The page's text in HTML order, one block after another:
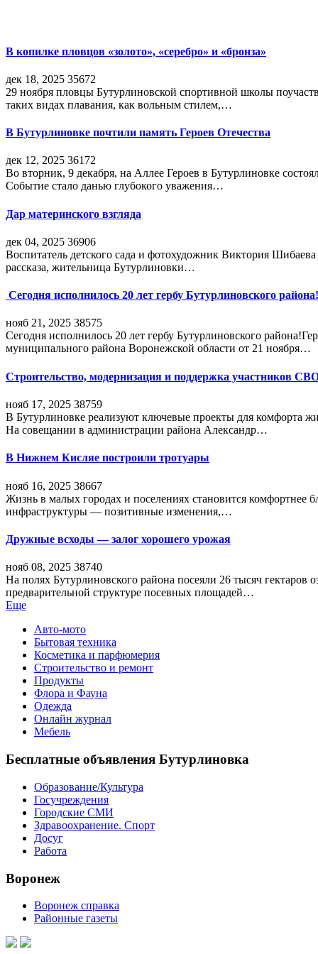
В копилке пловцов «золото», «серебро» и «бронза»
дек 18, 2025 35672
29 ноября пловцы Бутурлиновской спортивной школы
таких видах плавания, как вольным стилем,…
В Бутурлиновке почтили память Героев Отечества
дек 12, 2025 36172
Во вторник, 9 декабря, на Аллее Героев в Бутурлиновке
Событие стало данью глубокого уважения…
Дар материнского взгляда
дек 04, 2025 36906
Воспитатель детского сада и фотохудожник Виктория
рассказа, жительница Бутурлиновки…
Сегодня исполнилось 20 лет гербу Бутурлиновского района!
нояб 21, 2025 38575
Сегодня исполнилось 20 лет гербу Бутурлиновского
муниципального района Воронежской области от 21 ноября…
Строительство, модернизация и поддержка участников
нояб 17, 2025 38759
В Бутурлиновке реализуют ключевые проекты для комфорта
На совещании в администрации района Александр…
В Нижнем Кисляе построили тротуары
нояб 16, 2025 38667
Жизнь в малых городах и поселениях становится комфортнее
инфраструктуры — позитивные изменения,…
Дружные всходы — залог хорошего урожая
нояб 08, 2025 38740
На полях Бутурлиновского района посеяли 26 тысяч
предварительной структуре посевных площадей…
Еще
Авто-мото
Бытовая техника
Косметика и парфюмерия
Строительство и ремонт
Продукты
Флора и Фауна
Одежда
Онлайн журнал
Мебель
Бесплатные объявления Бутурлиновка
Образование/Культура
Госучреждения
Городские СМИ
Здравоохранение. Спорт
Досуг
Работа
Воронеж
Воронеж справка
Районные газеты